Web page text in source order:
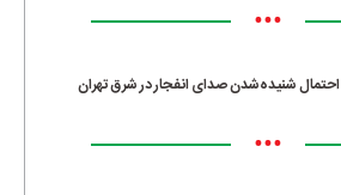
•••
احتمال شنیده‌شدن صدای انفجار در شرق تهران
•••